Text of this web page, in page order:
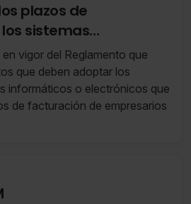
plazos de
sistemas
(RF 49/25
de 2025 al 08 de
vigor del Reglamento que
que deben adoptar los
informáticos o electrónicos que
de facturación de empresarios